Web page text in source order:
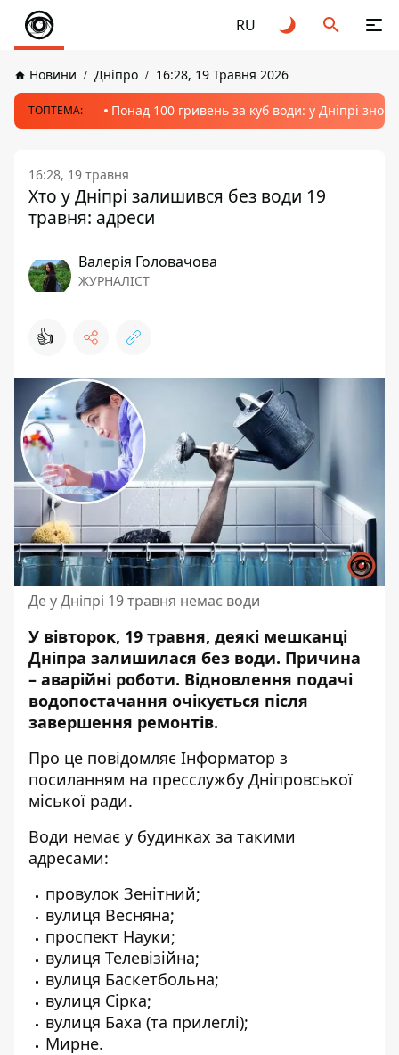
RU
Новини Дніпро 16:28, 19 Травня 2026
ТОПТЕМА: Понад 100 гривень за куб води: у Дніпрі
16:28, 19 травня
Хто у Дніпрі залишився без води 19
травня: адреси
Валерія Головачова
ЖУРНАЛІСТ
👍
Де у Дніпрі 19 травня немає води
У вівторок, 19 травня, деякі мешканці
Дніпра залишилася без води. Причина
– аварійні роботи. Відновлення подачі
водопостачання очікується після
завершення ремонтів.
Про це повідомляє Інформатор з
посиланням на пресслужбу Дніпровської
міської ради.
Води немає у будинках за такими
адресами:
провулок Зенітний;
вулиця Весняна;
проспект Науки;
вулиця Телевізійна;
вулиця Баскетбольна;
вулиця Сірка;
вулиця Баха (та прилеглі);
Мирне.